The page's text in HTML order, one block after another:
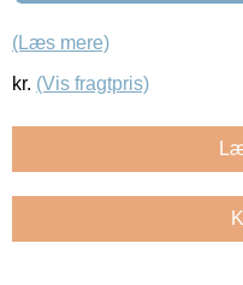
(Læs mere)
kr. (Vis fragtpris)